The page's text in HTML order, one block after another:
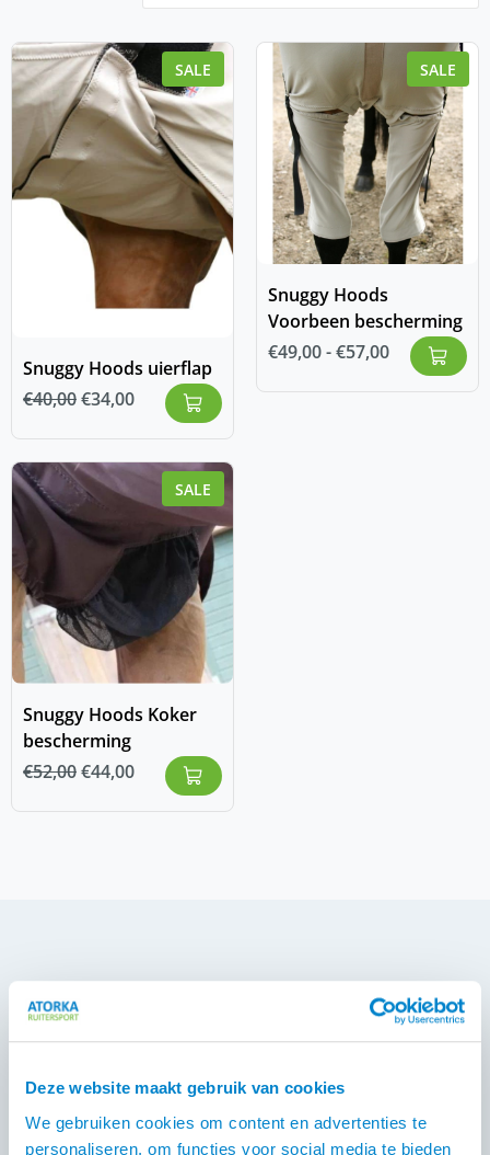
Deze website maakt gebruik van cookies
We gebruiken cookies om content en advertenties te
personaliseren, om functies voor social media te bieden
SALE
Snuggy Hoods uierflap
€40,00€34,00
SALE
Snuggy Hoods
Voorbeen bescherming
€49,00-€57,00
SALE
Snuggy Hoods Koker
bescherming
€52,00€44,00
Specialist
Atorka is specialist op gebied van producten voor
dekens. Wij zijn het enige verkooppunt voor Boett en
Eczeemdekens leveren wij in alle maten, van shet tot